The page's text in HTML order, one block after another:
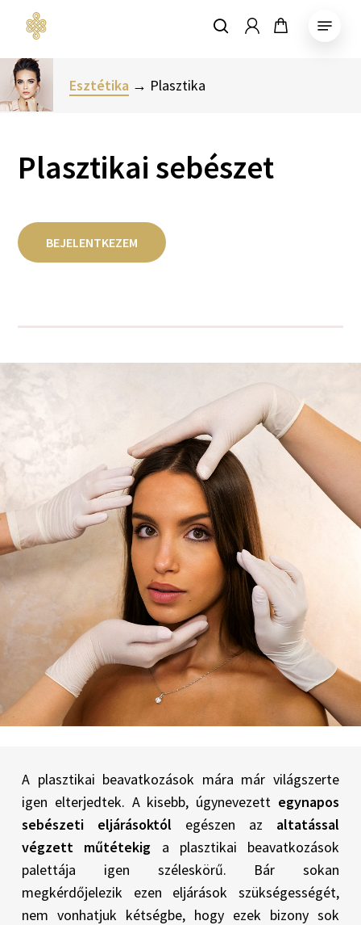
main
content
keresés
account
Esztétika → Plasztika
Plasztikai sebészet
BEJELENTKEZEM
A plasztikai beavatkozások mára már világszerte
igen elterjedtek. A kisebb, úgynevezett egynapos
sebészeti eljárásoktól egészen az altatással
végzett műtétekig a plasztikai beavatkozások
palettája igen széleskörű. Bár sokan
megkérdőjelezik ezen eljárások szükségességét,
nem vonhatjuk kétségbe, hogy ezek bizony sok